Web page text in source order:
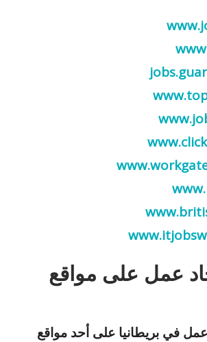
عمل على مواقع
في بريطانيا على أحد مواقع